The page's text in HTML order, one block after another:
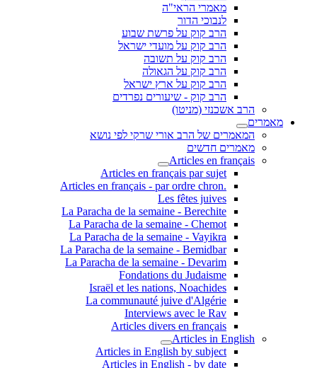
מאמרי הראי"ה
לנבוכי הדור
הרב קוק על פרשת שבוע
הרב קוק על מועדי ישראל
הרב קוק על תשובה
הרב קוק על הגאולה
הרב קוק על ארץ ישראל
הרב קוק - שיעורים נפרדים
הרב אשכנזי (מניטו)
מאמרים
המאמרים של הרב אורי שרקי לפי נושא
מאמרים חדשים
Articles en français
Articles en français par sujet
.Articles en français - par ordre chron
Les fêtes juives
La Paracha de la semaine - Berechite
La Paracha de la semaine - Chemot
La Paracha de la semaine - Vayikra
La Paracha de la semaine - Bemidbar
La Paracha de la semaine - Devarim
Fondations du Judaisme
Israël et les nations, Noachides
La communauté juive d'Algérie
Interviews avec le Rav
Articles divers en français
Articles in English
Articles in English by subject
Articles in English - by date